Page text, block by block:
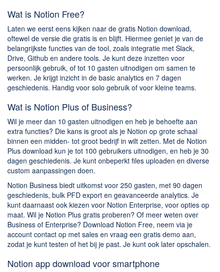
Wat is Notion Free?
Laten we eerst eens kijken naar de gratis Notion download,
oftewel de versie die gratis is en blijft. Hiermee geniet je van de
belangrijkste functies van de tool, zoals integratie met Slack,
Drive, Github en andere tools. Je kunt deze inzetten voor
persoonlijk gebruik, of tot 10 gasten uitnodigen om samen te
werken. Je krijgt inzicht in de basic analytics en 7 dagen
geschiedenis. Handig voor solo gebruik of voor kleine teams.
Wat is Notion Plus of Business?
Wil je meer dan 10 gasten uitnodigen en heb je behoefte aan
extra functies? Die kans is groot als je Notion op grote schaal
binnen een midden- tot groot bedrijf in wilt zetten. Met de Notion
Plus download kun je tot 100 gebruikers uitnodigen, en heb je 30
dagen geschiedenis. Je kunt onbeperkt files uploaden en diverse
custom aanpassingen doen.
Notion Business biedt uitkomst voor 250 gasten, met 90 dagen
geschiedenis, bulk PFD export en geavanceerde analytics. Je
kunt daarnaast ook kiezen voor Notion Enterprise, voor opties op
maat. Wil je Notion Plus gratis proberen? Of meer weten over
Business of Enterprise? Download Notion Free, neem via je
account contact op met sales en vraag een gratis demo aan,
zodat je kunt testen of het bij je past. Je kunt ook later opschalen.
Notion app download voor smartphone